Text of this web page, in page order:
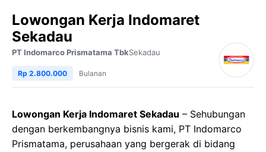
Lowongan Kerja Indomaret
Sekadau
PT Indomarco Prismatama TbkSekadau
Rp 2.800.000 Bulanan
Lowongan Kerja Indomaret Sekadau – Sehubungan
dengan berkembangnya bisnis kami, PT Indomarco
Prismatama, perusahaan yang bergerak di bidang